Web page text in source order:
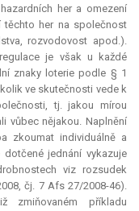
her a omezení
těchto her na společnost
rozvodovost apod.).
je však u každé
znaky loterie podle § 1
ve skutečnosti vede k
tj. jakou mírou
vůbec nějakou. Naplnění
zkoumat individuálně a
jednání vykazuje
viz rozsudek
čj. 7 Afs 27/2008-46).
příkladu